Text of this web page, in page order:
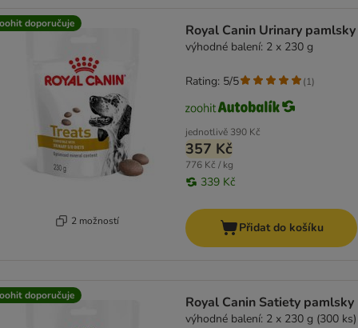
doporučuje
2 možností
Royal Canin Urinary pamlsky
výhodné balení: 2 x 230 g
jednotlivě 390 Kč
357 Kč
776 Kč / kg
339 Kč
Rating: 5/5 (1)
Přidat do košíku
doporučuje Royal Canin Satiety pamlsky
výhodné balení: 2 x 230 g (300 ks)